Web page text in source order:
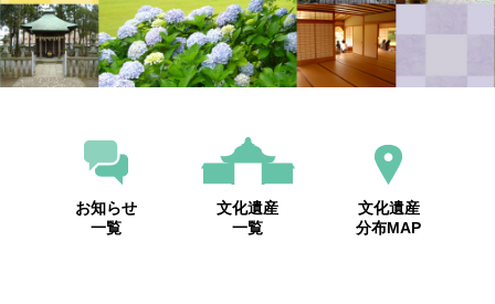
お知らせ
一覧
文化遺産
一覧
文化遺産
分布MAP